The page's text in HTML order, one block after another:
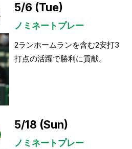
5/6 (Tue)
ノミネートプレー
2ランホームランを含む2安打3
打点の活躍で勝利に貢献。
5/18 (Sun)
ノミネートプレー